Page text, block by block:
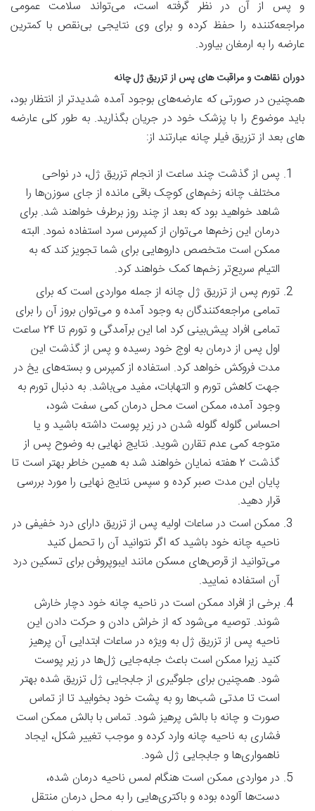
و پس از آن در نظر گرفته است، می‌تواند سلامت عمومی
مراجعه‌کننده را حفظ کرده و برای وی نتایجی بی‌نقص با کمترین
عارضه را به ارمغان بیاورد.
دوران نقاهت و مراقبت های پس از تزریق ژل چانه
همچنین در صورتی که عارضه‌های بوجود آمده شدیدتر از انتظار بود،
باید موضوع را با پزشک خود در جریان بگذارید. به طور کلی عارضه‌
های بعد از تزریق فیلر چانه عبارتند از:
پس از گذشت چند ساعت از انجام تزریق ژل، در نواحی
مختلف چانه زخم‌های کوچک باقی مانده از جای سوزن‌ها را
شاهد خواهید بود که بعد از چند روز برطرف خواهند شد. برای
درمان این زخم‌ها می‌توان از کمپرس سرد استفاده نمود. البته
ممکن است متخصص داروهایی برای شما تجویز کند که به
التیام سریع‌تر زخم‌ها کمک خواهند کرد.
تورم پس از تزریق ژل چانه از جمله مواردی است که برای
تمامی مراجعه‌کنندگان به وجود آمده و می‌توان بروز آن را برای
تمامی افراد پیش‌بینی کرد اما این برآمدگی و تورم تا ۲۴ ساعت
اول پس از درمان به اوج خود رسیده و پس از گذشت این
مدت فروکش خواهد کرد. استفاده از کمپرس و بسته‌های یخ در
جهت کاهش تورم و التهابات، مفید می‌باشد. به دنبال تورم به
وجود آمده، ممکن است محل درمان کمی سفت شود،
احساس گلوله گلوله شدن در زیر پوست داشته باشید و یا
متوجه کمی عدم تقارن شوید. نتایج نهایی به وضوح پس از
گذشت ۲ هفته نمایان خواهند شد به همین خاطر بهتر است تا
پایان این مدت صبر کرده و سپس نتایج نهایی را مورد بررسی
قرار دهید.
ممکن است در ساعات اولیه پس از تزریق دارای درد خفیفی در
ناحیه چانه خود باشید که اگر نتوانید آن را تحمل کنید
می‌توانید از قرص‌های مسکن مانند ایبوپروفن برای تسکین درد
آن استفاده نمایید.
برخی از افراد ممکن است در ناحیه چانه خود دچار خارش
شوند. توصیه می‌شود که از خراش دادن و حرکت دادن این
ناحیه پس از تزریق ژل به ویژه در ساعات ابتدایی آن پرهیز
کنید زیرا ممکن است باعث جابه‌جایی ژل‌ها در زیر پوست
شود. همچنین برای جلوگیری از جابجایی ژل تزریق شده بهتر
است تا مدتی شب‌ها رو به پشت خود بخوابید تا از تماس
صورت و چانه با بالش پرهیز شود. تماس با بالش ممکن است
فشاری به ناحیه چانه وارد کرده و موجب تغییر شکل، ایجاد
ناهمواری‌ها و جابجایی ژل شود.
در مواردی ممکن است هنگام لمس ناحیه درمان شده،
دست‌ها آلوده بوده و باکتری‌هایی را به محل درمان منتقل